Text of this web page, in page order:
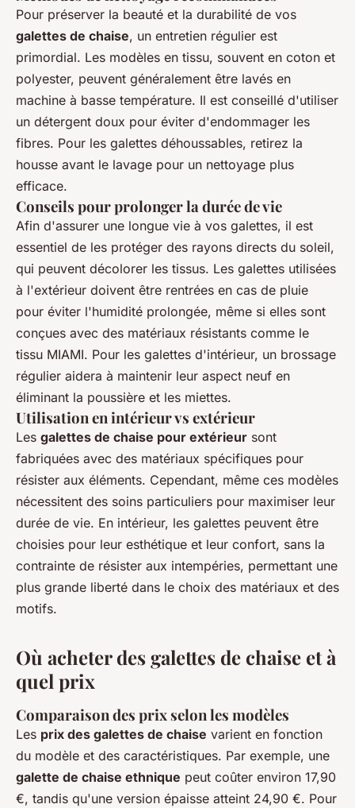
Pour préserver la beauté et la durabilité de vos
galettes de chaise, un entretien régulier est
primordial. Les modèles en tissu, souvent en coton et
polyester, peuvent généralement être lavés en
machine à basse température. Il est conseillé d'utiliser
un détergent doux pour éviter d'endommager les
fibres. Pour les galettes déhoussables, retirez la
housse avant le lavage pour un nettoyage plus
efficace.
Conseils pour prolonger la durée de vie
Afin d'assurer une longue vie à vos galettes, il est
essentiel de les protéger des rayons directs du soleil,
qui peuvent décolorer les tissus. Les galettes utilisées
à l'extérieur doivent être rentrées en cas de pluie
pour éviter l'humidité prolongée, même si elles sont
conçues avec des matériaux résistants comme le
tissu MIAMI. Pour les galettes d'intérieur, un brossage
régulier aidera à maintenir leur aspect neuf en
éliminant la poussière et les miettes.
Utilisation en intérieur vs extérieur
Les galettes de chaise pour extérieur sont
fabriquées avec des matériaux spécifiques pour
résister aux éléments. Cependant, même ces modèles
nécessitent des soins particuliers pour maximiser leur
durée de vie. En intérieur, les galettes peuvent être
choisies pour leur esthétique et leur confort, sans la
contrainte de résister aux intempéries, permettant une
plus grande liberté dans le choix des matériaux et des
motifs.
Où acheter des galettes de chaise et à
quel prix
Comparaison des prix selon les modèles
Les prix des galettes de chaise varient en fonction
du modèle et des caractéristiques. Par exemple, une
galette de chaise ethnique peut coûter environ 17,90
€, tandis qu'une version épaisse atteint 24,90 €. Pour